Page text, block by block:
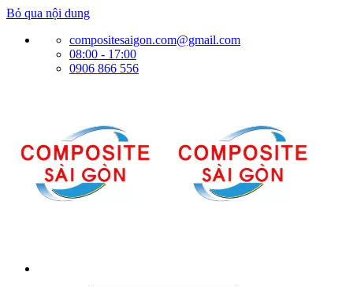
Bỏ qua nội dung
compositesaigon.com@gmail.com
08:00 - 17:00
0906 866 556